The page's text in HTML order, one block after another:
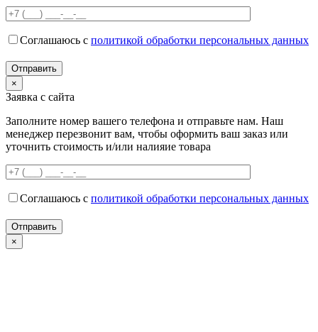
Соглашаюсь с политикой обработки персональных данных
×
Заявка с сайта
Заполните номер вашего телефона и отправьте нам. Наш
менеджер перезвонит вам, чтобы оформить ваш заказ или
уточнить стоимость и/или налияие товара
Соглашаюсь с политикой обработки персональных данных
×